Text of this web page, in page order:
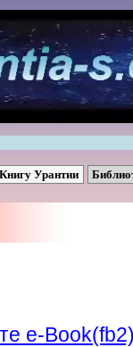
Урантии
e-